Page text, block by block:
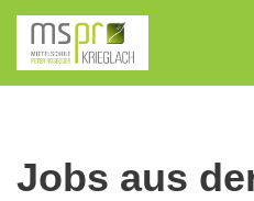
Zum
Inhalt
Jobs aus